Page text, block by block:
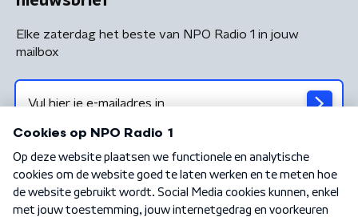
Elke zaterdag het beste van NPO Radio 1 in jouw
mailbox
Algemene voorwaarden